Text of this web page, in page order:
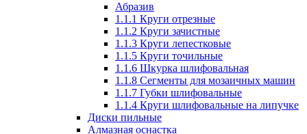
Абразив
1.1.1 Круги отрезные
1.1.2 Круги зачистные
1.1.3 Круги лепестковые
1.1.5 Круги точильные
1.1.6 Шкурка шлифовальная
1.1.8 Сегменты для мозаичных машин
1.1.7 Губки шлифовальные
1.1.4 Круги шлифовальные на липучке
Диски пильные
Алмазная оснастка